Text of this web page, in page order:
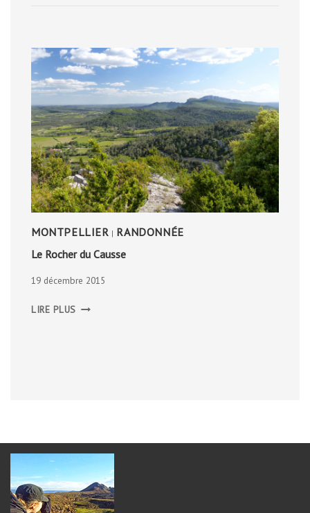
MONTPELLIER | RANDONNÉE
Le Rocher du Causse
19 décembre 2015
LIRE PLUS ROCHER